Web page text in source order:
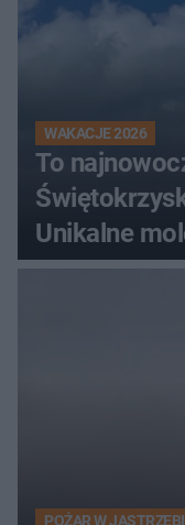
WAKACJE 2026
To
Unikalne
POŻAR W